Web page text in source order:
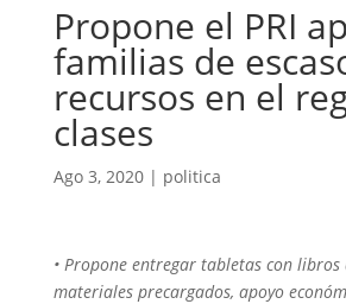
Propone el PRI
familias de
recursos en el
clases
Ago 3, 2020| politica
• Propone entregar tabletas con libros
materiales precargados, apoyo